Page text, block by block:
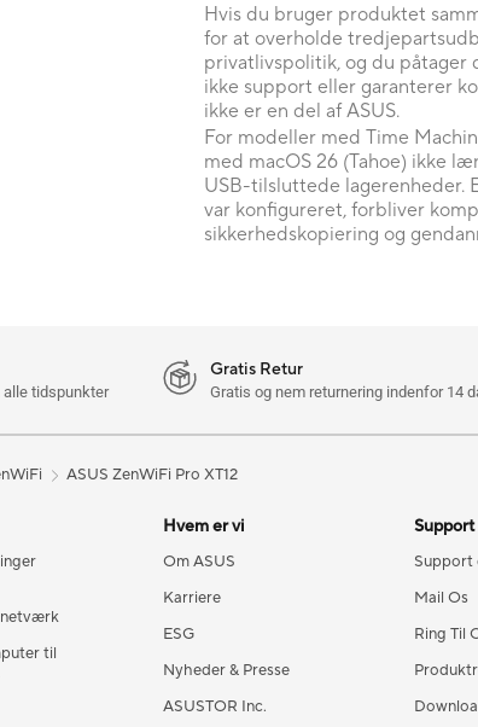
Hvis du bruger produktet
for at overholde
privatlivspolitik, og du påtager
ikke support eller garanterer
ikke er en del af ASUS.
For modeller med Time
med macOS 26 (Tahoe) ikke
USB-tilsluttede lagerenheder.
var konfigureret, forbliver
sikkerhedskopiering og
alle tidspunkter
Gratis Retur
Gratis og nem returnering indenfor 14
ASUS ZenWiFi Pro XT12
til
Hvem er vi
Om ASUS
Karriere
ESG
Nyheder & Presse
ASUSTOR Inc.
Support
Support
Mail Os
Ring Til